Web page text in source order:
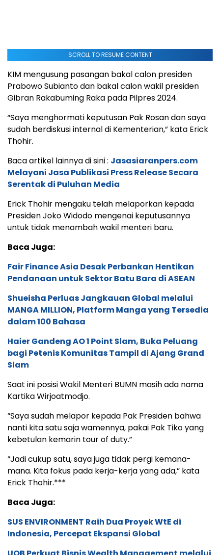
SCROLL TO RESUME CONTENT
KIM mengusung pasangan bakal calon presiden
Prabowo Subianto dan bakal calon wakil presiden
Gibran Rakabuming Raka pada Pilpres 2024.
“Saya menghormati keputusan Pak Rosan dan saya
sudah berdiskusi internal di Kementerian,” kata Erick
Thohir.
Baca artikel lainnya di sini : Jasasiaranpers.com
Melayani Jasa Publikasi Press Release Secara
Serentak di Puluhan Media
Erick Thohir mengaku telah melaporkan kepada
Presiden Joko Widodo mengenai keputusannya
untuk tidak menambah wakil menteri baru.
Baca Juga:
Fair Finance Asia Desak Perbankan Hentikan
Pendanaan untuk Sektor Batu Bara di ASEAN
Shueisha Perluas Jangkauan Global melalui
MANGA MILLION, Platform Manga yang Tersedia
dalam 100 Bahasa
Haier Gandeng AO 1 Point Slam, Buka Peluang
bagi Petenis Komunitas Tampil di Ajang Grand
Slam
Saat ini posisi Wakil Menteri BUMN masih ada nama
Kartika Wirjoatmodjo.
“Saya sudah melapor kepada Pak Presiden bahwa
nanti kita satu saja wamennya, pakai Pak Tiko yang
kebetulan kemarin tour of duty.”
“Jadi cukup satu, saya juga tidak pergi kemana-
mana. Kita fokus pada kerja-kerja yang ada,” kata
Erick Thohir.***
Baca Juga:
SUS ENVIRONMENT Raih Dua Proyek WtE di
Indonesia, Percepat Ekspansi Global